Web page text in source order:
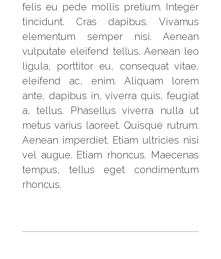
felis eu pede mollis pretium. Integer
tincidunt. Cras dapibus. Vivamus
elementum semper nisi. Aenean
vulputate eleifend tellus. Aenean leo
ligula, porttitor eu, consequat vitae,
eleifend ac, enim. Aliquam lorem
ante, dapibus in, viverra quis, feugiat
a, tellus. Phasellus viverra nulla ut
metus varius laoreet. Quisque rutrum.
Aenean imperdiet. Etiam ultricies nisi
vel augue. Etiam rhoncus. Maecenas
tempus, tellus eget condimentum
rhoncus.